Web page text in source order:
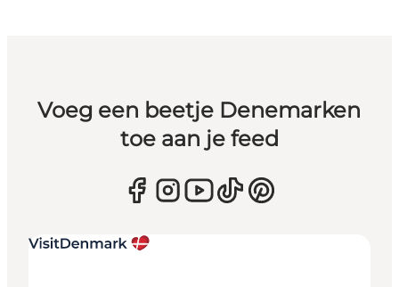
Voeg een beetje Denemarken
toe aan je feed